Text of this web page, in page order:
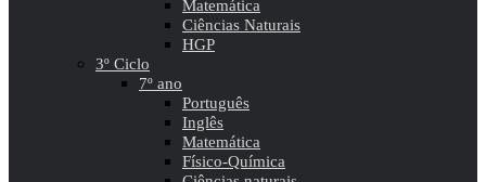
Matemática
Ciências Naturais
HGP
3º Ciclo
7º ano
Português
Inglês
Matemática
Físico-Química